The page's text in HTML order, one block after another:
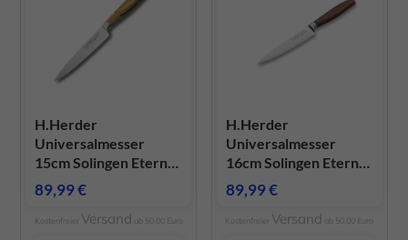
H.Herder
Universalmesser
15cm Solingen Eterno-
geschmiedet
sortiertes Olivenholz
89,99€
Kostenfreier Versand ab 50,00 Euro
H.Herder
Universalmesser
16cm Solingen Eterno-
geschmiedet
gedämpftes
Pflaumenholz
89,99€
Kostenfreier Versand ab 50,00 Euro